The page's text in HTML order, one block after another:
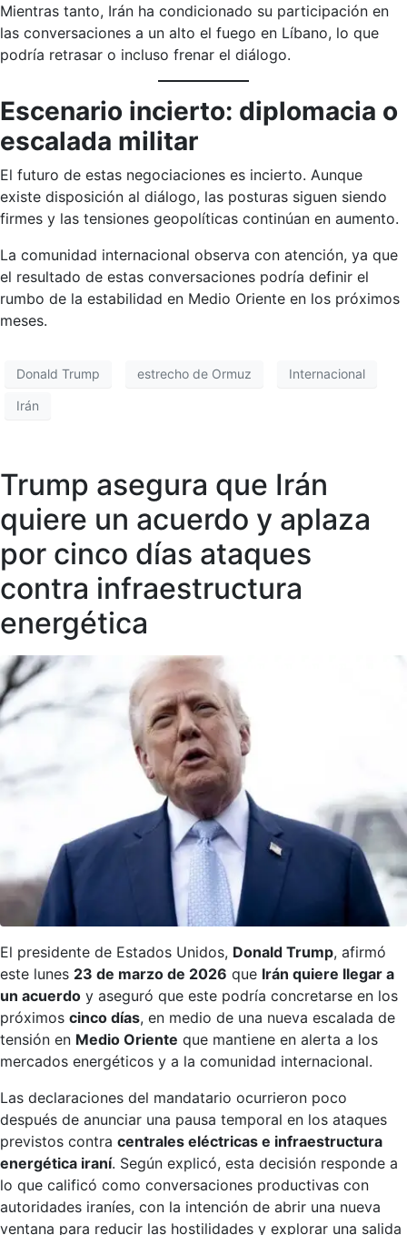
Mientras tanto, Irán ha condicionado su participación en
las conversaciones a un alto el fuego en Líbano, lo que
podría retrasar o incluso frenar el diálogo.
Escenario incierto: diplomacia o
escalada militar
El futuro de estas negociaciones es incierto. Aunque
existe disposición al diálogo, las posturas siguen siendo
firmes y las tensiones geopolíticas continúan en aumento.
La comunidad internacional observa con atención, ya que
el resultado de estas conversaciones podría definir el
rumbo de la estabilidad en Medio Oriente en los próximos
meses.
Donald Trump estrecho de Ormuz Internacional
Irán
Trump asegura que Irán
quiere un acuerdo y aplaza
por cinco días ataques
contra infraestructura
energética
El presidente de Estados Unidos, Donald Trump, afirmó
este lunes 23 de marzo de 2026 que Irán quiere llegar a
un acuerdo y aseguró que este podría concretarse en los
próximos cinco días, en medio de una nueva escalada de
tensión en Medio Oriente que mantiene en alerta a los
mercados energéticos y a la comunidad internacional.
Las declaraciones del mandatario ocurrieron poco
después de anunciar una pausa temporal en los ataques
previstos contra centrales eléctricas e infraestructura
energética iraní. Según explicó, esta decisión responde a
lo que calificó como conversaciones productivas con
autoridades iraníes, con la intención de abrir una nueva
ventana para reducir las hostilidades y explorar una salida